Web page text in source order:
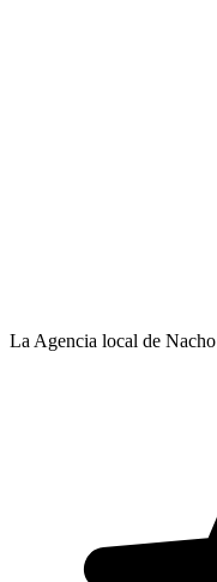
La Agencia local de Nacho